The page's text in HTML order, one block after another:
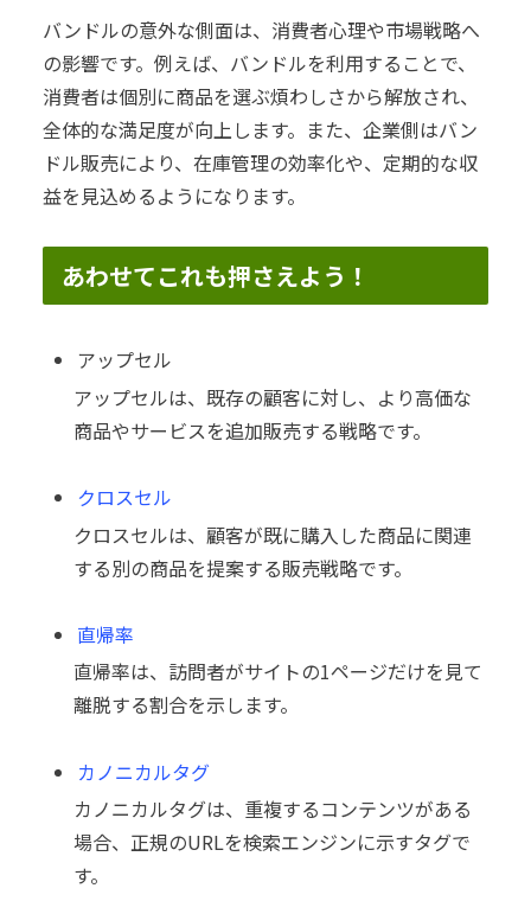
バンドルの意外な側面は、消費者心理や市場戦略へ
の影響です。例えば、バンドルを利用することで、
消費者は個別に商品を選ぶ煩わしさから解放され、
全体的な満足度が向上します。また、企業側はバン
ドル販売により、在庫管理の効率化や、定期的な収
益を見込めるようになります。
あわせてこれも押さえよう！
アップセル
アップセルは、既存の顧客に対し、より高価な
商品やサービスを追加販売する戦略です。
クロスセル
クロスセルは、顧客が既に購入した商品に関連
する別の商品を提案する販売戦略です。
直帰率
直帰率は、訪問者がサイトの1ページだけを見て
離脱する割合を示します。
カノニカルタグ
カノニカルタグは、重複するコンテンツがある
場合、正規のURLを検索エンジンに示すタグで
す。